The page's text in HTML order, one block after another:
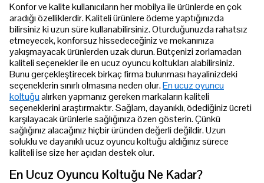
Konfor ve kalite kullanıcıların her mobilya ile ürünlerde en çok
aradığı özelliklerdir. Kaliteli ürünlere ödeme yaptığınızda
bilirsiniz ki uzun süre kullanabilirsiniz. Oturduğunuzda rahatsız
etmeyecek, konforsuz hissedeceğiniz ve mekanınıza
yakışmayacak ürünlerden uzak durun. Bütçenizi zorlamadan
kaliteli seçenekler ile en ucuz oyuncu koltukları alabilirsiniz.
Bunu gerçekleştirecek birkaç firma bulunması hayalinizdeki
seçeneklerin sınırlı olmasına neden olur.En ucuz oyuncu
koltuğualırken yapmanız gereken markaların kaliteli
seçeneklerini araştırmaktır. Sağlam, dayanıklı, ödediğiniz ücreti
karşılayacak ürünlerle sağlığınıza özen gösterin. Çünkü
sağlığınız alacağınız hiçbir üründen değerli değildir. Uzun
soluklu ve dayanıklı ucuz oyuncu koltuğu aldığınız sürece
kaliteli ise size her açıdan destek olur.
En Ucuz Oyuncu Koltuğu Ne Kadar?